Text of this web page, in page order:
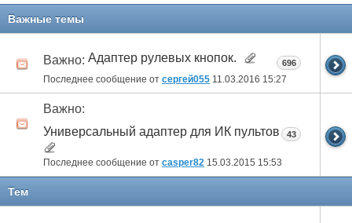
Важные темы
Важно: Адаптер рулевых кнопок.
Последнее сообщение от сергей055 11.03.2016 15:27
696
Важно:
Универсальный адаптер для ИК пультов
Последнее сообщение от casper82 15.03.2015 15:53
43
Тем